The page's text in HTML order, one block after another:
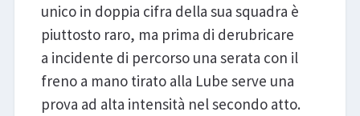
unico in doppia cifra della sua squadra è
piuttosto raro, ma prima di derubricare
a incidente di percorso una serata con il
freno a mano tirato alla Lube serve una
prova ad alta intensità nel secondo atto.